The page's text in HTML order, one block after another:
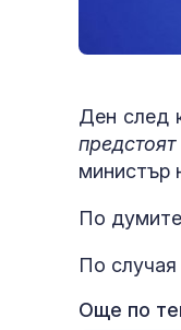
Ден след
министър
По
По случая
Още по